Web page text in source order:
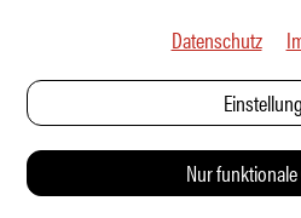
Datenschutz
Nur